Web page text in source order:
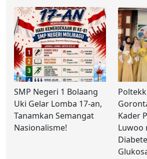
SMP Negeri 1 Bolaang
Uki Gelar Lomba 17-an,
Tanamkan Semangat
Nasionalisme!
Kader
Luwoo